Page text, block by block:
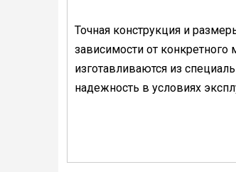
Точная конструкция и
зависимости от конкретного
изготавливаются из
надежность в условиях